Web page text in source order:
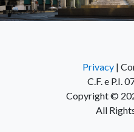
Privacy|
C.F. e P.I.
Copyright ©
All